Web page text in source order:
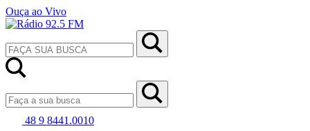
Ouça ao Vivo
48 9 8441.0010